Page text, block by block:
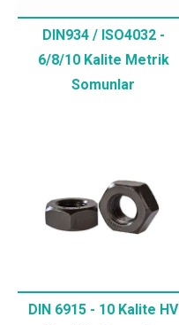
DIN934 / ISO4032 -
6/8/10 Kalite Metrik
Somunlar
DIN 6915 - 10 Kalite HV